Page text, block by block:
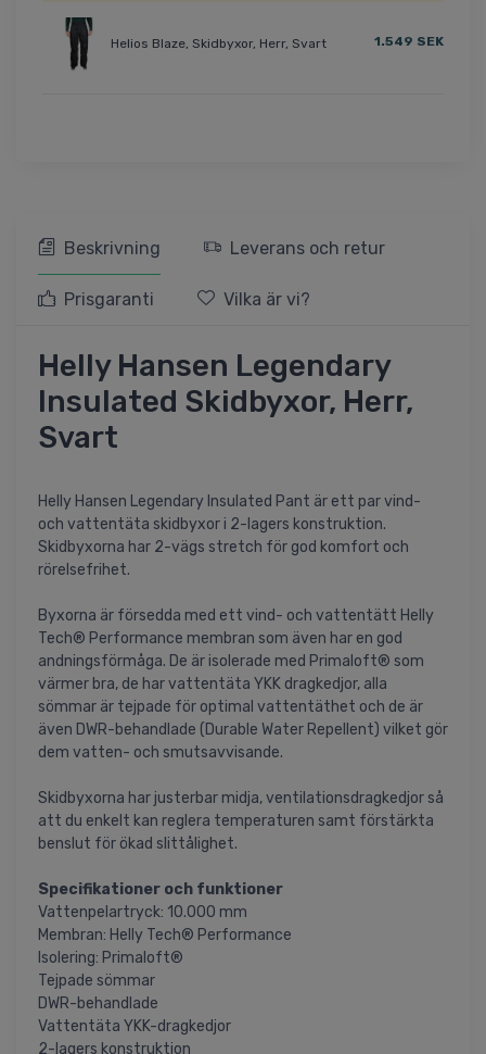
Helios Blaze, Skidbyxor, Herr, Svart 1.549 SEK
Beskrivning Leverans och retur
Prisgaranti Vilka är vi?
Helly Hansen Legendary
Insulated Skidbyxor, Herr,
Svart
Helly Hansen Legendary Insulated Pant är ett par vind-
och vattentäta skidbyxor i 2-lagers konstruktion.
Skidbyxorna har 2-vägs stretch för god komfort och
rörelsefrihet.
Byxorna är försedda med ett vind- och vattentätt Helly
Tech® Performance membran som även har en god
andningsförmåga. De är isolerade med Primaloft® som
värmer bra, de har vattentäta YKK dragkedjor, alla
sömmar är tejpade för optimal vattentäthet och de är
även DWR-behandlade (Durable Water Repellent) vilket gör
dem vatten- och smutsavvisande.
Skidbyxorna har justerbar midja, ventilationsdragkedjor så
att du enkelt kan reglera temperaturen samt förstärkta
benslut för ökad slittålighet.
Specifikationer och funktioner
Vattenpelartryck: 10.000 mm
Membran: Helly Tech® Performance
Isolering: Primaloft®
Tejpade sömmar
DWR-behandlade
Vattentäta YKK-dragkedjor
2-lagers konstruktion